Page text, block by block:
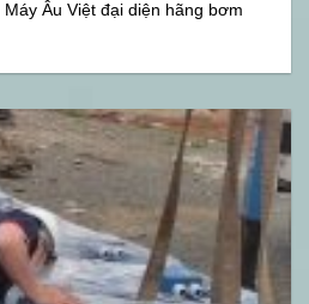
Âu Việt đại diện hãng bơm